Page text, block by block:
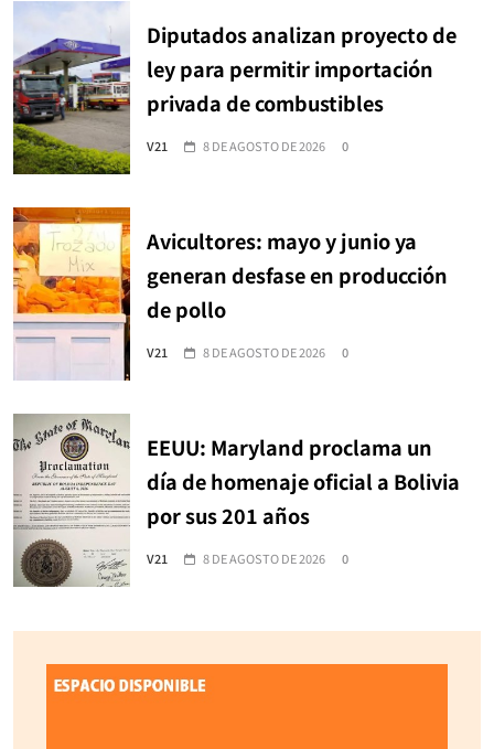
Diputados analizan proyecto de
ley para permitir importación
privada de combustibles
V21 8 DE AGOSTO DE 2026 0
Avicultores: mayo y junio ya
generan desfase en producción
de pollo
V21 8 DE AGOSTO DE 2026 0
EEUU: Maryland proclama un
día de homenaje oficial a Bolivia
por sus 201 años
V21 8 DE AGOSTO DE 2026 0